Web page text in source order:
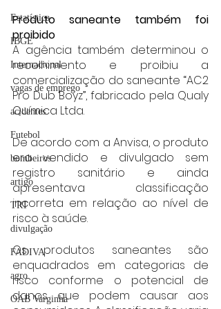
Estatística
IBGE
Internacional
vagas de emprego
acidentes
Futebol
bombeiros
artigo
TRT
divulgação
FADIVA
agro
OAB Varginha
Produto saneante também foi
proibido
A agência também determinou o
recolhimento e proibiu a
comercialização do saneante “AC2
Pro Dub Boyz”, fabricado pela Qualy
Química Ltda.
De acordo com a Anvisa, o produto
era vendido e divulgado sem
registro sanitário e ainda
apresentava classificação
incorreta em relação ao nível de
risco à saúde.
Os produtos saneantes são
enquadrados em categorias de
risco conforme o potencial de
danos que podem causar aos